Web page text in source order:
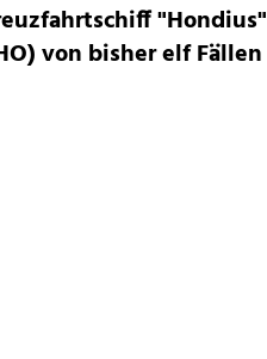
"Hondius"
von bisher elf Fällen